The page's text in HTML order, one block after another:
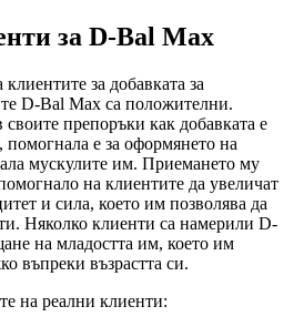
за D-Bal Max
за добавката за
D-Bal Max са положителни.
препоръки как добавката е
е за оформянето на
мускулите им. Приемането му
на клиентите да увеличат
и сила, което им позволява да
Няколко клиенти са намерили D-
на младостта им, което им
въпреки възрастта си.
на реални клиенти: